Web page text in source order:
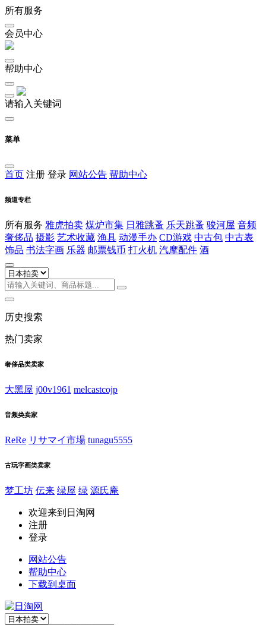
所有服务
会员中心
帮助中心
请输入关键词
菜单
首页 注册 登录 网站公告 帮助中心
频道专栏
所有服务 雅虎拍卖 煤炉市集 日雅跳蚤 乐天跳蚤 骏河屋 音频
奢侈品 摄影 艺术收藏 渔具 动漫手办 CD游戏 中古包 中古表
饰品 书法字画 乐器 邮票钱币 打火机 汽摩配件 酒
历史搜索
热门卖家
奢侈品类卖家
大黑屋 j00v1961 melcastcojp
音频类卖家
ReRe リサマイ市場 tunagu5555
古玩字画类卖家
梦工坊 伝来 绿屋 绿 源氏庵
欢迎来到日淘网
注册
登录
网站公告
帮助中心
下载到桌面